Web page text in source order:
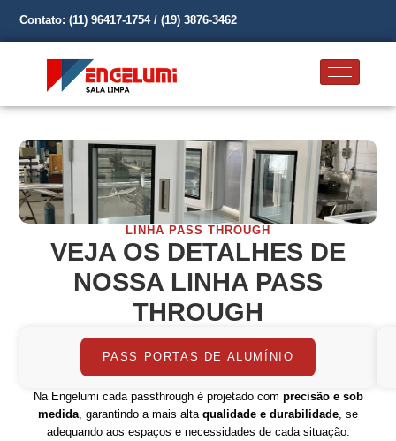
Contato: (11) 96417-1754 / (19) 3876-3462
LINHA PASS THROUGH
VEJA OS DETALHES DE
NOSSA LINHA PASS
THROUGH
PASS PORTAS DE ALUMÍNIO
Na Engelumi cada passthrough é projetado com precisão e sob
medida, garantindo a mais alta qualidade e durabilidade, se
adequando aos espaços e necessidades de cada situação.